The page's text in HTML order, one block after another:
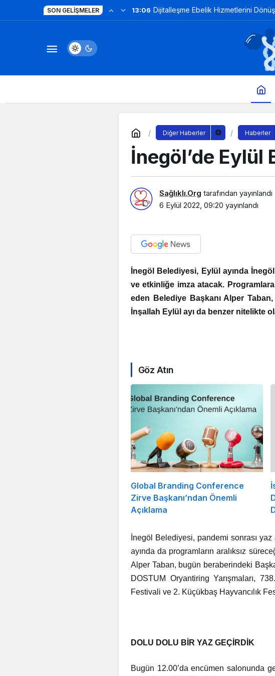
SON GELIŞMELER 13:06 Dijitalleşme Ebelik Hizmetlerini
Diğer Haberler Haberler
İnegöl’de Eylül
Sağlıklı.Org tarafından yayınlandı
6 Eylül 2022, 09:20 yayınlandı
İnegöl Belediyesi, Eylül ayında
ve etkinliğe imza atacak.
eden Belediye Başkanı Alper
İnşallah Eylül ayı da benzer nitelikte
Göz Atın
Global Branding Conference
Zirve Başkanı’ndan Önemli
Açıklama
İnegöl Belediyesi, pandemi sonrası
ayında da programların aralıksız
Alper Taban, bugün beraberindeki
DOSTUM Oryantiring Yarışmaları,
Festivali ve 2. Küçükbaş Hayvancılık
DOLU DOLU BİR YAZ GEÇİRDİK
Bugün 12.00’da encümen salonunda